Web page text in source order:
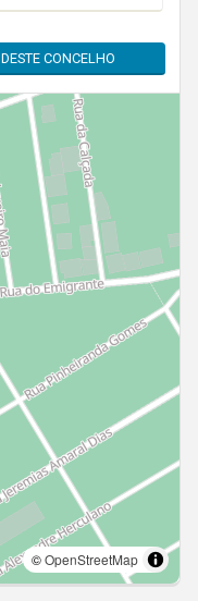
CONCELHO